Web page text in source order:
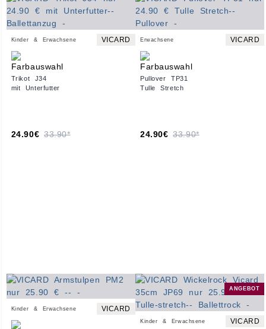
Kinder & Erwachsene VICARD
Trikot J34
mit Unterfutter
24.90€ 33.90*
Erwachsene VICARD
Pullover TP31
Tulle Stretch
24.90€ 33.90*
Kinder & Erwachsene VICARD
ANGEBOT
Kinder & Erwachsene VICARD